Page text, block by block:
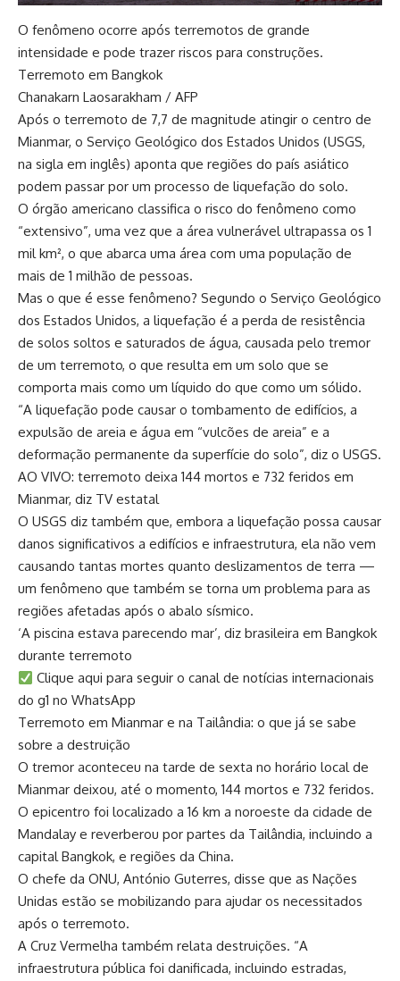
O fenômeno ocorre após terremotos de grande
intensidade e pode trazer riscos para construções.
Terremoto em Bangkok
Chanakarn Laosarakham / AFP
Após o terremoto de 7,7 de magnitude atingir o centro de
Mianmar, o Serviço Geológico dos Estados Unidos (USGS,
na sigla em inglês) aponta que regiões do país asiático
podem passar por um processo de liquefação do solo.
O órgão americano classifica o risco do fenômeno como
“extensivo”, uma vez que a área vulnerável ultrapassa os 1
mil km², o que abarca uma área com uma população de
mais de 1 milhão de pessoas.
Mas o que é esse fenômeno? Segundo o Serviço Geológico
dos Estados Unidos, a liquefação é a perda de resistência
de solos soltos e saturados de água, causada pelo tremor
de um terremoto, o que resulta em um solo que se
comporta mais como um líquido do que como um sólido.
“A liquefação pode causar o tombamento de edifícios, a
expulsão de areia e água em “vulcões de areia” e a
deformação permanente da superfície do solo”, diz o USGS.
AO VIVO: terremoto deixa 144 mortos e 732 feridos em
Mianmar, diz TV estatal
O USGS diz também que, embora a liquefação possa causar
danos significativos a edifícios e infraestrutura, ela não vem
causando tantas mortes quanto deslizamentos de terra —
um fenômeno que também se torna um problema para as
regiões afetadas após o abalo sísmico.
‘A piscina estava parecendo mar’, diz brasileira em Bangkok
durante terremoto
Clique aqui para seguir o canal de notícias internacionais
do g1 no WhatsApp
Terremoto em Mianmar e na Tailândia: o que já se sabe
sobre a destruição
O tremor aconteceu na tarde de sexta no horário local de
Mianmar deixou, até o momento, 144 mortos e 732 feridos.
O epicentro foi localizado a 16 km a noroeste da cidade de
Mandalay e reverberou por partes da Tailândia, incluindo a
capital Bangkok, e regiões da China.
O chefe da ONU, António Guterres, disse que as Nações
Unidas estão se mobilizando para ajudar os necessitados
após o terremoto.
A Cruz Vermelha também relata destruições. “A
infraestrutura pública foi danificada, incluindo estradas,